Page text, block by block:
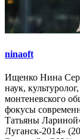
ninaoft
Ищенко Нина
наук,
монтеневского
фокусы
Татьяны
Луганск-2014»